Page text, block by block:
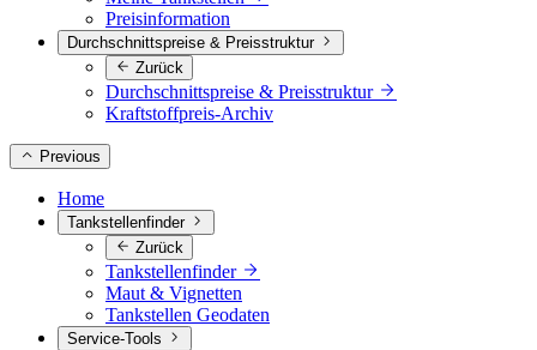
Preisinformation
Durchschnittspreise & Preisstruktur
Zurück
Durchschnittspreise & Preisstruktur
Kraftstoffpreis-Archiv
Previous
Home
Tankstellenfinder
Zurück
Tankstellenfinder
Maut & Vignetten
Tankstellen Geodaten
Service-Tools